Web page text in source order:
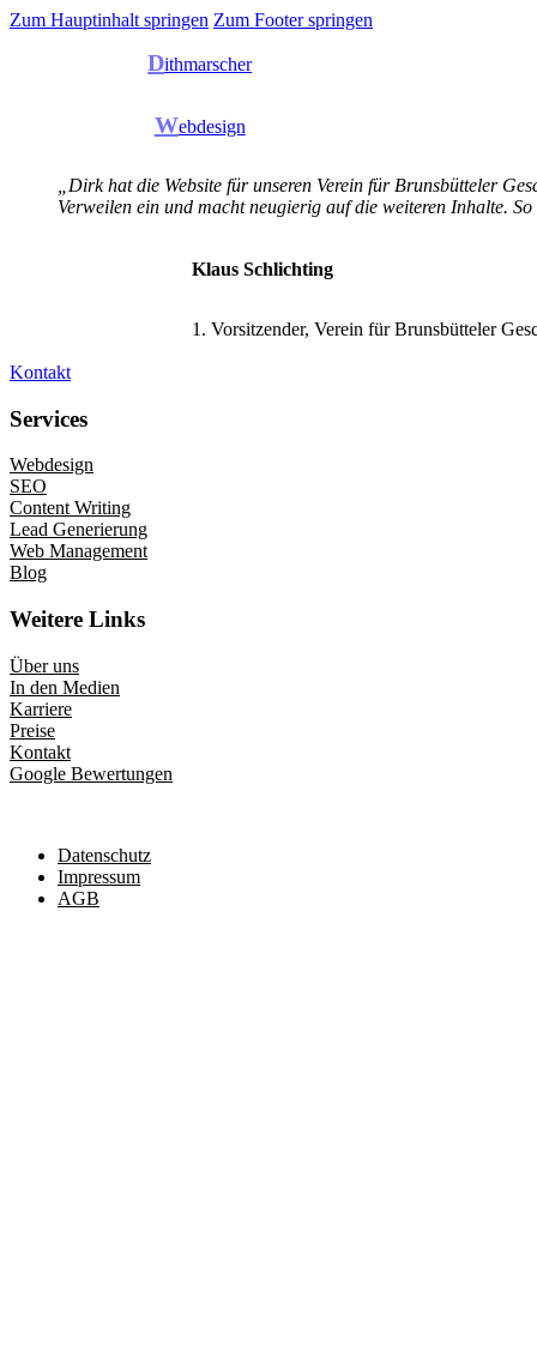
Zum Hauptinhalt springen Zum Footer springen
Dithmarscher
Webdesign
„Dirk hat die Website für unseren Verein für Brunsbütteler
Verweilen ein und macht neugierig auf die weiteren Inhalte.
Klaus Schlichting
1. Vorsitzender, Verein für Brunsbütteler
Kontakt
Services
Webdesign
SEO
Content Writing
Lead Generierung
Web Management
Blog
Weitere Links
Über uns
In den Medien
Karriere
Preise
Kontakt
Google Bewertungen
Datenschutz
Impressum
AGB